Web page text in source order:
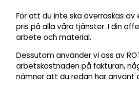
För att du inte ska överraskas
pris på alla våra tjänster. I din
arbete och material.
Dessutom använder vi oss av
arbetskostnaden på fakturan,
nämner att du redan har använt